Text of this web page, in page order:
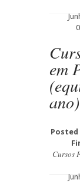
em
ano)
Posted
Cursos